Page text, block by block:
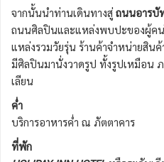
จากนั้นนำท่านเดินทางสู่ ถนนอารบั
ถนนศิลปินและแหล่งพบปะของผู้คน
แหล่งรวมวัยรุ่น ร้านค้าจำหน่ายสิน
มีศิลปินมานั่งวาดรูป ทั้งรูปเหมือน
เลียน
ค่ำ
บริการอาหารค่ำ ณ ภัตตาคาร
ที่พัก